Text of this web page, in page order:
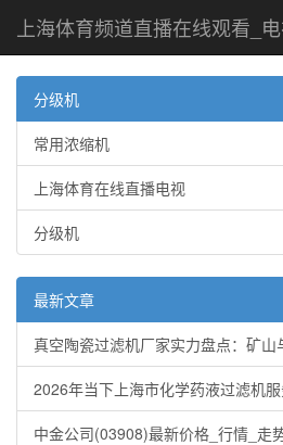
上海体育频道直播在线观看_
分级机
常用浓缩机
上海体育在线直播电视
分级机
最新文章
真空陶瓷过滤机厂家实力盘点：矿
2026年当下上海市化学药液过滤机
中金公司(03908)最新价格_行情_走